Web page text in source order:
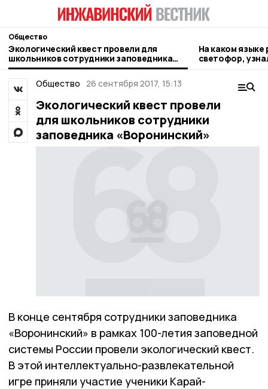
Общество
Экологический квест провели для
школьников сотрудники заповедника
«Воронинский»
На каком языке
светофор,
Общество 26 сентября 2017, 15:13
Экологический квест провели
для школьников сотрудники
заповедника «Воронинский»
В конце сентября сотрудники заповедника
«Воронинский» в рамках 100-летия заповедной
системы России провели экологический квест.
В этой интеллектуально-развлекательной
игре приняли участие ученики Карай-